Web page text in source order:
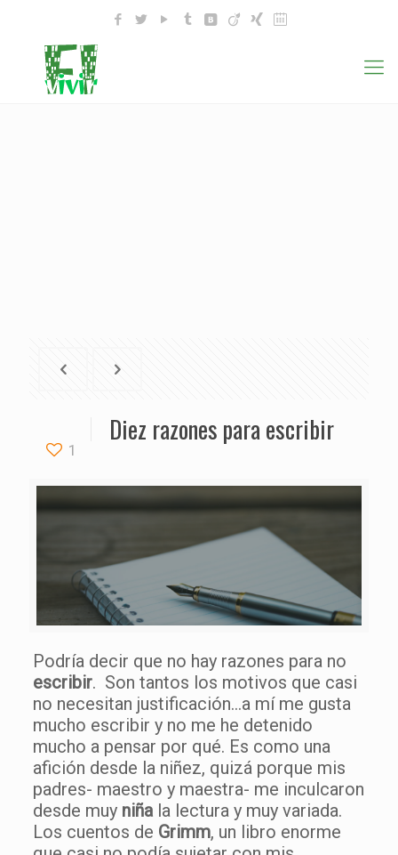
1
Diez razones para escribir
Podría decir que no hay razones para no
escribir. Son tantos los motivos que casi
no necesitan justificación…a mí me gusta
mucho escribir y no me he detenido
mucho a pensar por qué. Es como una
afición desde la niñez, quizá porque mis
padres- maestro y maestra- me inculcaron
desde muy niñala lectura y muy variada.
Los cuentos de Grimm, un libro enorme